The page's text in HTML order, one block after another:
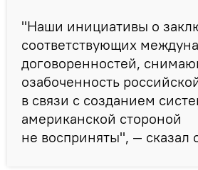
"Наши инициативы о
соответствующих
договоренностей,
озабоченность
в связи с созданием
американской стороной
не восприняты", — сказал